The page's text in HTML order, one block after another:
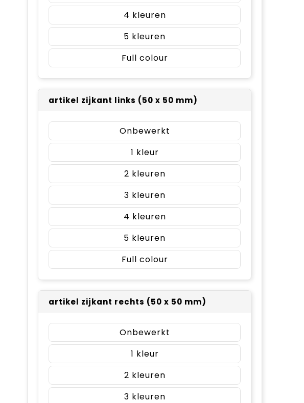
4
5
Full colour
artikel zijkant links (50 x 50 mm)
Onbewerkt
1
2
3
4
5
Full colour
artikel zijkant rechts (50 x 50 mm)
Onbewerkt
1
2
3